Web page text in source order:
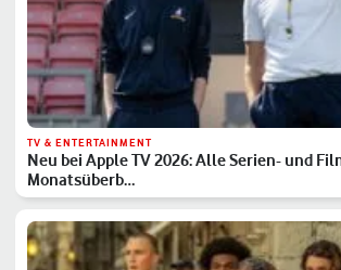
TV & ENTERTAINMENT
Neu bei Apple TV 2026: Alle Serien- und
Monatsüberb…